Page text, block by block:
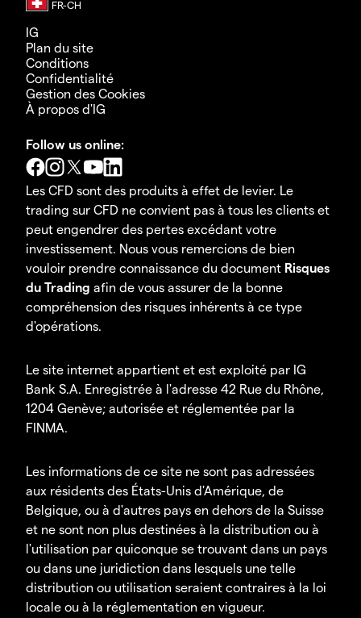
IG
Plan du site
Conditions
Confidentialité
Gestion des Cookies
À propos d'IG
Follow us online:
Les CFD sont des produits à effet de levier. Le
trading sur CFD ne convient pas à tous les clients et
peut engendrer des pertes excédant votre
investissement. Nous vous remercions de bien
vouloir prendre connaissance du document Risques
du Trading afin de vous assurer de la bonne
compréhension des risques inhérents à ce type
d'opérations.
Le site internet appartient et est exploité par IG
Bank S.A. Enregistrée à l'adresse 42 Rue du Rhône,
1204 Genève; autorisée et réglementée par la
FINMA.
Les informations de ce site ne sont pas adressées
aux résidents des États-Unis d'Amérique, de
Belgique, ou à d'autres pays en dehors de la Suisse
et ne sont non plus destinées à la distribution ou à
l'utilisation par quiconque se trouvant dans un pays
ou dans une juridiction dans lesquels une telle
distribution ou utilisation seraient contraires à la loi
locale ou à la réglementation en vigueur.